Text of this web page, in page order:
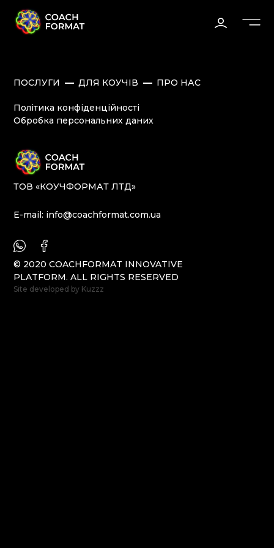
ТОВ «КОУЧФОРМАТ ЛТД»
E-mail: info@coachformat.com.ua
© 2020 COACHFORMAT INNOVATIVE
PLATFORM. ALL RIGHTS RESERVED
Site developed by Kuzzz
ПОСЛУГИ ДЛЯ КОУЧІВ ПРО НАС
Політика конфіденційності
Обробка персональних даних